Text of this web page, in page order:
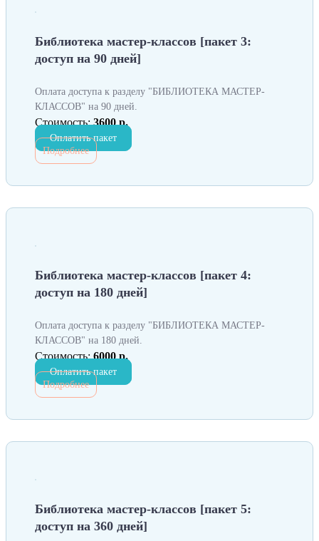
Библиотека мастер-классов [пакет 3:
доступ на 90 дней]
Оплата доступа к разделу "БИБЛИОТЕКА МАСТЕР-
КЛАССОВ" на 90 дней.
Стоимость: 3600 р.
Оплатить пакет
Подробнее
Библиотека мастер-классов [пакет 4:
доступ на 180 дней]
Оплата доступа к разделу "БИБЛИОТЕКА МАСТЕР-
КЛАССОВ" на 180 дней.
Стоимость: 6000 р.
Оплатить пакет
Подробнее
Библиотека мастер-классов [пакет 5:
доступ на 360 дней]